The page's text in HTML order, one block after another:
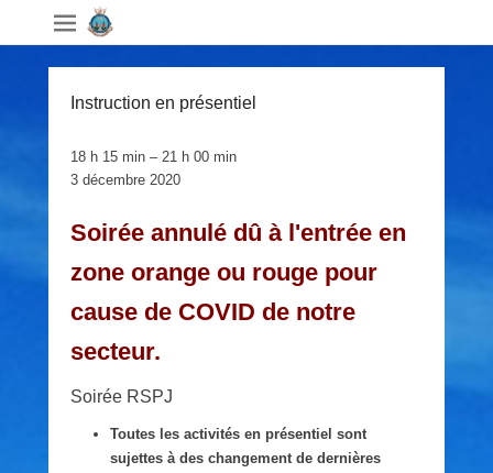
Instruction en présentiel
Instruction
en
18 h 15 min – 21 h 00 min
3 décembre 2020
Soirée annulé dû à l'entrée en
zone orange ou rouge pour
cause de COVID de notre
secteur.
Soirée RSPJ
Toutes les activités en présentiel sont
sujettes à des changement de dernières